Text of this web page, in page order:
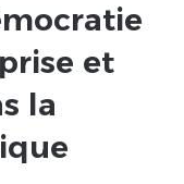
et
la